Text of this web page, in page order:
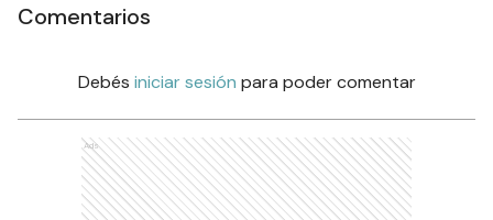
Comentarios
Debés iniciar sesión para poder comentar
Ads